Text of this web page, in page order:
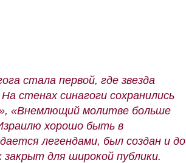
стала первой, где звезда
стенах синагоги сохранились
«Внемлющий молитве больше
хорошо быть в
легендами, был создан и до
для широкой публики.